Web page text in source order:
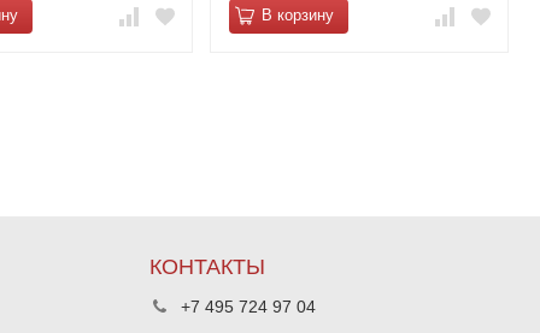
В корзину
КОНТАКТЫ
+7 495 724 97 04